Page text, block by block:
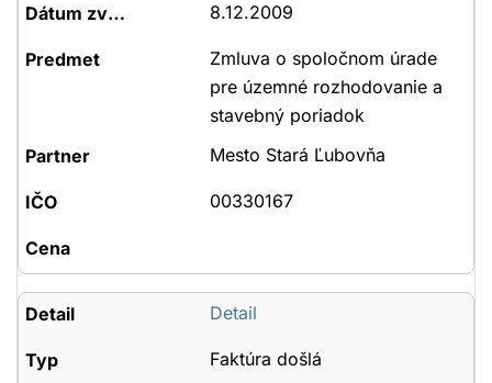
8.12.2009
Zmluva o spoločnom úrade
pre územné rozhodovanie a
stavebný poriadok
Mesto Stará Ľubovňa
00330167
Detail
Faktúra došlá